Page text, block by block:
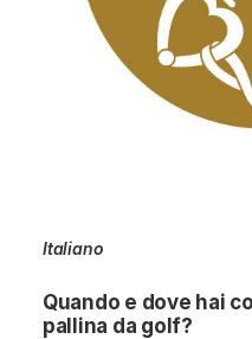
Italiano
Quando e dove hai
pallina da golf?